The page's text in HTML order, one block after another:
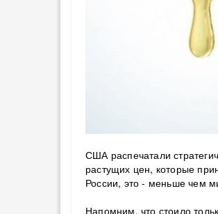
США распечатали
растущих цен, которые
России, это - меньше чем
Напомним, что стоило